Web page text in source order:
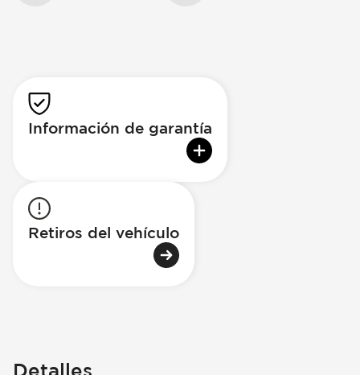
Información de garantía
Retiros del vehículo
Detalles